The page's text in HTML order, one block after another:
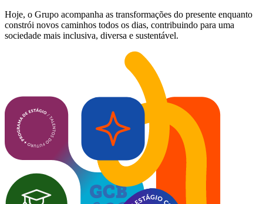
Hoje, o Grupo acompanha as transformações do presente enquanto
constrói novos caminhos todos os dias, contribuindo para uma
sociedade mais inclusiva, diversa e sustentável.